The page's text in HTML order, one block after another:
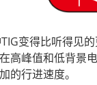
变得比听得见
高峰值和低背景
的行进速度。